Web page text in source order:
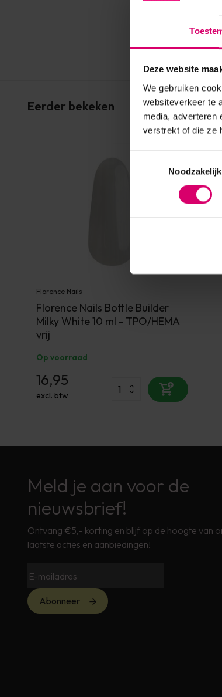
Deze website
We gebruiken
websiteverkeer te
media, adverteren
verstrekt of die ze
Noodzakelijk
Eerder bekeken
Florence Nails
Florence Nails Bottle Builder
Milky White 10 ml - TPO/HEMA
vrij
Op voorraad
16,95
excl. btw
Meld je aan voor de
nieuwsbrief!
Ontvang €5,- korting en blijf op de hoogte van
laatste acties en aanbiedingen!
Abonneer